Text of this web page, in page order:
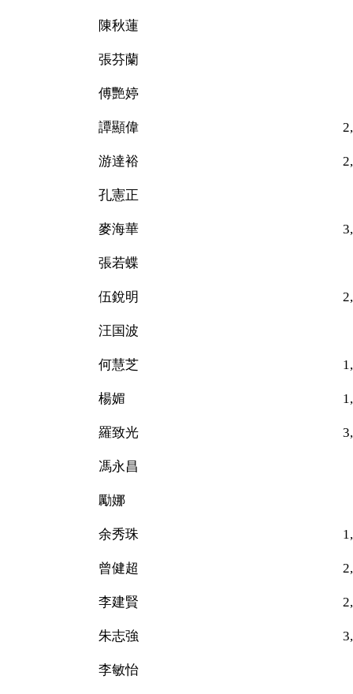
陳秋蓮
張芬蘭
傅艷婷
譚顯偉 2,273（
游達裕 2,816（
孔憲正
麥海華 3,313（
張若蝶
伍銳明 2,798（
汪国波
何慧芝
楊媚
羅致光 3,952（
馮永昌
勵娜
余秀珠
曾健超 2,153（
李建賢 2,702（
朱志強 3,302（
李敏怡